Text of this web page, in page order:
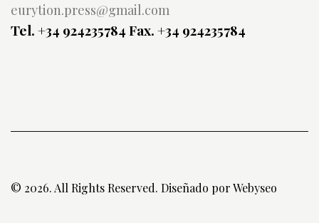
eurytion.press@gmail.com
Tel. +34 924235784Fax. +34 924235784
© 2026. All Rights Reserved. Diseñado porWebyseo